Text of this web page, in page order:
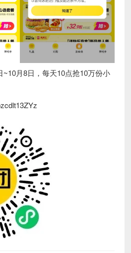
月8日，每天10点抢10万份小